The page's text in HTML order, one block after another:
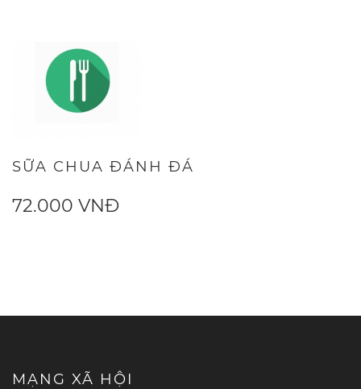
SỮA CHUA ĐÁNH ĐÁ
72.000 VNĐ
MẠNG XÃ HỘI